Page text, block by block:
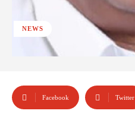
NEWS
Facebook Twitter